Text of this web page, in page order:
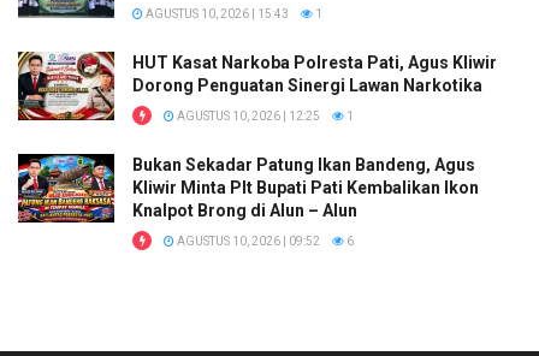
AGUSTUS 10, 2026 | 15:43 1
HUT Kasat Narkoba Polresta Pati, Agus Kliwir
Dorong Penguatan Sinergi Lawan Narkotika
AGUSTUS 10, 2026 | 12:25 1
Bukan Sekadar Patung Ikan Bandeng, Agus
Kliwir Minta Plt Bupati Pati Kembalikan Ikon
Knalpot Brong di Alun – Alun
AGUSTUS 10, 2026 | 09:52 6